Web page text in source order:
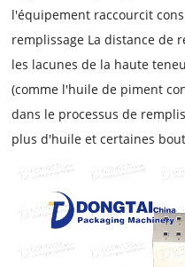
l'équipement raccourcit
remplissage La distance de
les lacunes de la haute
(comme l'huile de piment
dans le processus de
plus d'huile et certaines